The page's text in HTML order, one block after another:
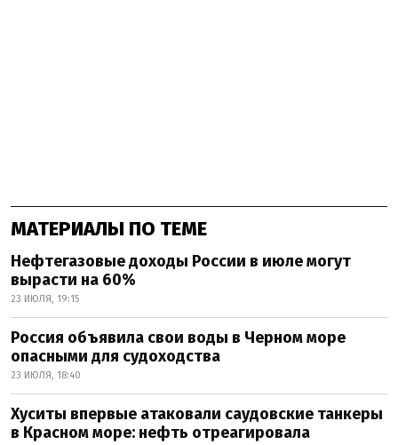
МАТЕРИАЛЫ ПО ТЕМЕ
Нефтегазовые доходы России в июле могут
вырасти на 60%
23 ИЮЛЯ, 19:15
Россия объявила свои воды в Черном море
опасными для судоходства
23 ИЮЛЯ, 18:40
Хуситы впервые атаковали саудовские танкеры
в Красном море: нефть отреагировала